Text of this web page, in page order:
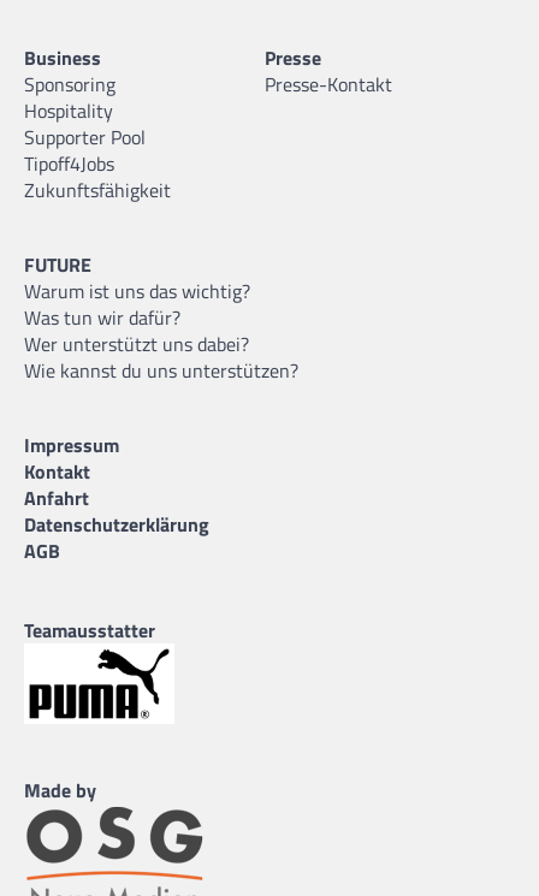
Business
Sponsoring
Hospitality
Supporter Pool
Tipoff4Jobs
Zukunftsfähigkeit
Presse
Presse-Kontakt
FUTURE
Warum ist uns das wichtig?
Was tun wir dafür?
Wer unterstützt uns dabei?
Wie kannst du uns unterstützen?
Impressum
Kontakt
Anfahrt
Datenschutzerklärung
AGB
Teamausstatter
Made by